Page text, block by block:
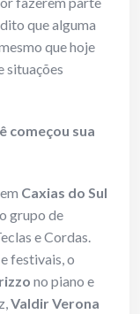
que alguma
que hoje
situações
começou sua
Caxias do Sul
grupo de
e Cordas.
festivais, o
no piano e
Valdir Verona